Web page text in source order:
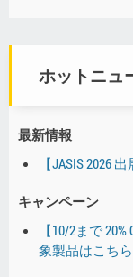
ホットニュ
最新情報
【JASIS 2026
キャンペーン
【10/2まで
象製品はこちら